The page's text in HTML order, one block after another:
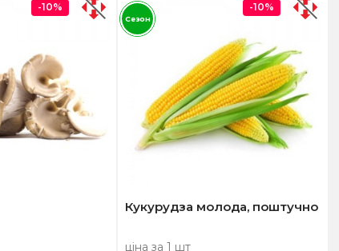
-10%
Кукурудза молода, поштучно
ціна за 1 шт
-10%
Сезон